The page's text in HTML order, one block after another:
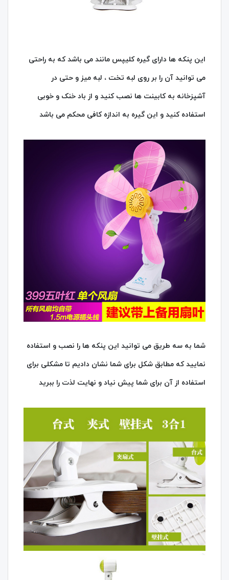
این پنکه ها دارای گیره کلیپس مانند می باشد که به راحتی
می توانید آن را بر روی لبه تخت ، لبه میز و حتی در
آشپزخانه به کابینت ها نصب کنید و از باد خنک و خوبی
استفاده کنید و این گیره به اندازه کافی محکم می باشد
شما به سه طریق می توانید این پنکه ها را نصب و استفاده
نمایید که مطابق شکل برای شما نشان دادیم تا مشکلی برای
استفاده از آن برای شما پیش نیاد و نهایت لذت را ببرید